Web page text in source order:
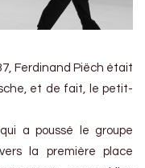
Ferdinand Piëch était
et de fait, le petit-
a poussé le groupe
la première place